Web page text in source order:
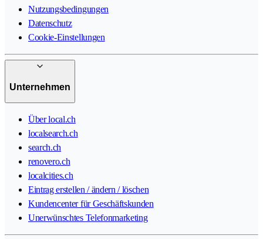
Nutzungsbedingungen
Datenschutz
Cookie-Einstellungen
Unternehmen
Über local.ch
localsearch.ch
search.ch
renovero.ch
localcities.ch
Eintrag erstellen / ändern / löschen
Kundencenter für Geschäftskunden
Unerwünschtes Telefonmarketing